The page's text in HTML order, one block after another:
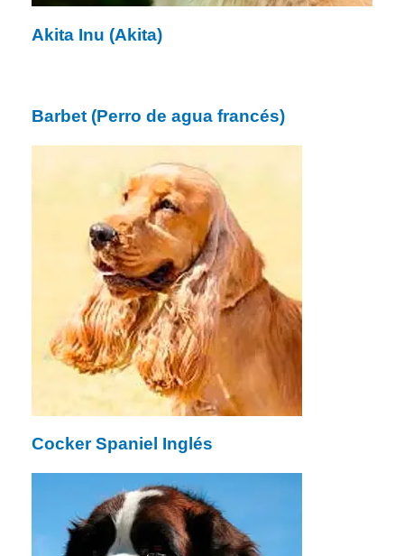
Akita Inu (Akita)
Barbet (Perro de agua francés)
Cocker Spaniel Inglés